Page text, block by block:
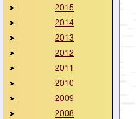
2015
2014
2013
2012
2011
2010
2009
2008